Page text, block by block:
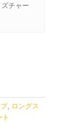
チャー
, ロングス